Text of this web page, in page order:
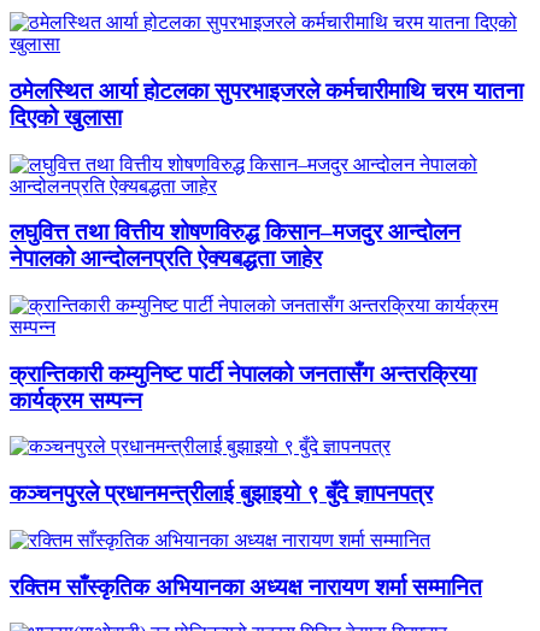
ठमेलस्थित आर्या होटलका सुपरभाइजरले कर्मचारीमाथि चरम यातना
दिएको खुलासा
लघुवित्त तथा वित्तीय शोषणविरुद्ध किसान–मजदुर आन्दोलन
नेपालको आन्दोलनप्रति ऐक्यबद्धता जाहेर
क्रान्तिकारी कम्युनिष्ट पार्टी नेपालको जनतासँग अन्तरक्रिया
कार्यक्रम सम्पन्न
कञ्चनपुरले प्रधानमन्त्रीलाई बुझाइयो ९ बुँदे ज्ञापनपत्र
रक्तिम साँस्कृतिक अभियानका अध्यक्ष नारायण शर्मा सम्मानित